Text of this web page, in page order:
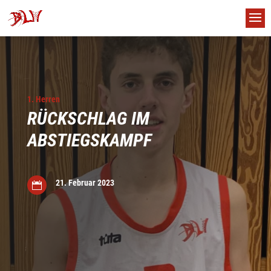
1. Herren
RÜCKSCHLAG IM
ABSTIEGSKAMPF
 21. Februar 2023